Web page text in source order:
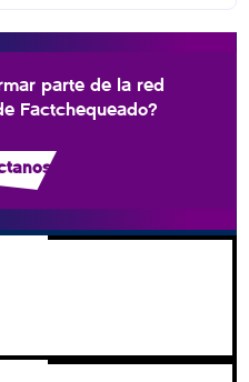
parte de la red
Factchequeado?